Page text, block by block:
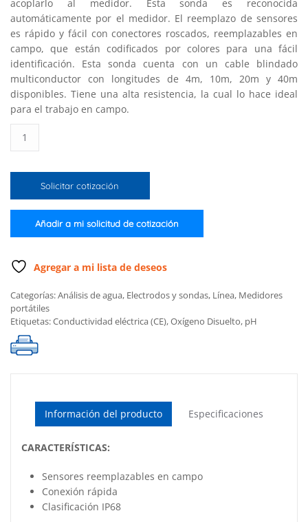
acoplarlo al medidor. Esta sonda es reconocida
automáticamente por el medidor. El reemplazo de sensores
es rápido y fácil con conectores roscados, reemplazables en
campo, que están codificados por colores para una fácil
identificación. Esta sonda cuenta con un cable blindado
multiconductor con longitudes de 4m, 10m, 20m y 40m
disponibles. Tiene una alta resistencia, la cual lo hace ideal
para el trabajo en campo.
multiparámetrica
para
cantidad
Solicitar cotización
Añadir a mi solicitud de cotización
Agregar a mi lista de deseos
Categorías:Análisis de agua, Electrodos y sondas, Línea, Medidores
portátiles
Etiquetas:Conductividad eléctrica (CE),Oxígeno Disuelto, pH
Información del producto Especificaciones
CARACTERÍSTICAS:
Sensores reemplazables en campo
Conexión rápida
Clasificación IP68